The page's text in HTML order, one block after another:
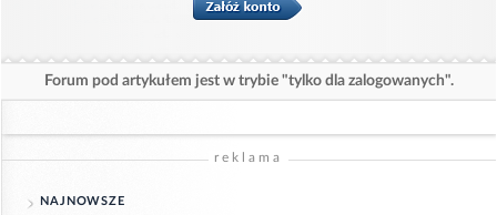
Forum pod artykułem jest w trybie "tylko dla zalogowanych".
reklama
NAJNOWSZE